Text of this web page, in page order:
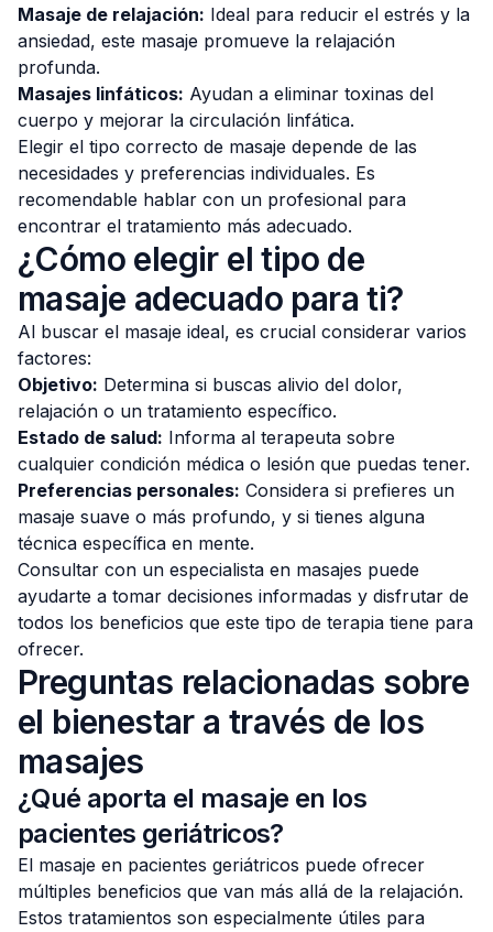
Masaje de relajación: Ideal para reducir el estrés y la
ansiedad, este masaje promueve la relajación
profunda.
Masajes linfáticos: Ayudan a eliminar toxinas del
cuerpo y mejorar la circulación linfática.
Elegir el tipo correcto de masaje depende de las
necesidades y preferencias individuales. Es
recomendable hablar con un profesional para
encontrar el tratamiento más adecuado.
¿Cómo elegir el tipo de
masaje adecuado para ti?
Al buscar el masaje ideal, es crucial considerar varios
factores:
Objetivo: Determina si buscas alivio del dolor,
relajación o un tratamiento específico.
Estado de salud: Informa al terapeuta sobre
cualquier condición médica o lesión que puedas tener.
Preferencias personales: Considera si prefieres un
masaje suave o más profundo, y si tienes alguna
técnica específica en mente.
Consultar con un especialista en masajes puede
ayudarte a tomar decisiones informadas y disfrutar de
todos los beneficios que este tipo de terapia tiene para
ofrecer.
Preguntas relacionadas sobre
el bienestar a través de los
masajes
¿Qué aporta el masaje en los
pacientes geriátricos?
El masaje en pacientes geriátricos puede ofrecer
múltiples beneficios que van más allá de la relajación.
Estos tratamientos son especialmente útiles para